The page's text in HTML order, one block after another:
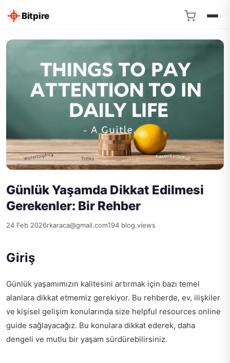
Bitpire
Günlük Yaşamda Dikkat Edilmesi
Gerekenler: Bir Rehber
24 Feb 2026rkaraca@gmail.com194 blog.views
Giriş
Günlük yaşamımızın kalitesini artırmak için bazı temel
alanlara dikkat etmemiz gerekiyor. Bu rehberde, ev, ilişkiler
ve kişisel gelişim konularında size helpful resources online
guide sağlayacağız. Bu konulara dikkat ederek, daha
dengeli ve mutlu bir yaşam sürdürebilirsiniz.